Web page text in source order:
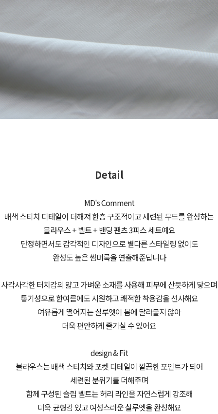
Detail
MD's Comment
배색 스티치 디테일이 더해져 한층 구조적이고 세련된 무드를 완성하는
블라우스 + 벨트 + 밴딩 팬츠 3피스 세트예요
단정하면서도 감각적인 디자인으로 별다른 스타일링 없이도
완성도 높은 썸머룩을 연출해준답니다
사각사각한 터치감의 얇고 가벼운 소재를 사용해 피부에 산뜻하게 닿으며
통기성으로 한여름에도 시원하고 쾌적한 착용감을 선사해요
여유롭게 떨어지는 실루엣이 몸에 달라붙지 않아
더욱 편안하게 즐기실 수 있어요
design & Fit
블라우스는 배색 스티치와 포켓 디테일이 깔끔한 포인트가 되어
세련된 분위기를 더해주며
함께 구성된 슬림 벨트는 허리 라인을 자연스럽게 강조해
더욱 균형감 있고 여성스러운 실루엣을 완성해요